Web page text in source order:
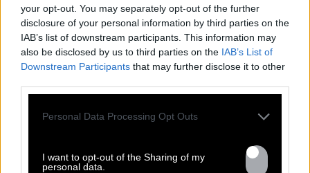
your opt-out. You may separately opt-out of the further
disclosure of your personal information by third parties on the
IAB’s list of downstream participants. This information may
also be disclosed by us to third parties on the IAB’s List of
Downstream Participants that may further disclose it to other
Personal Data Processing Opt Outs
I want to opt-out of the Sharing of my
personal data.
13.07